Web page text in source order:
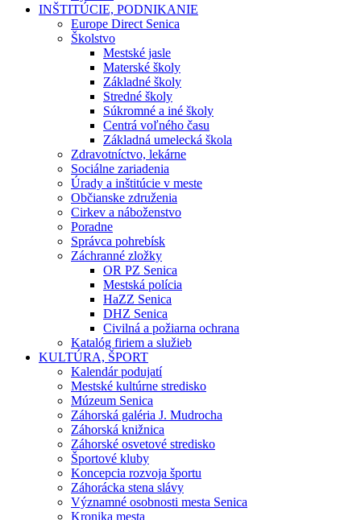
INŠTITÚCIE, PODNIKANIE
Europe Direct Senica
Školstvo
Mestské jasle
Materské školy
Základné školy
Stredné školy
Súkromné a iné školy
Centrá voľného času
Základná umelecká škola
Zdravotníctvo, lekárne
Sociálne zariadenia
Úrady a inštitúcie v meste
Občianske združenia
Cirkev a náboženstvo
Poradne
Správca pohrebísk
Záchranné zložky
OR PZ Senica
Mestská polícia
HaZZ Senica
DHZ Senica
Civilná a požiarna ochrana
Katalóg firiem a služieb
KULTÚRA, ŠPORT
Kalendár podujatí
Mestské kultúrne stredisko
Múzeum Senica
Záhorská galéria J. Mudrocha
Záhorská knižnica
Záhorské osvetové stredisko
Športové kluby
Koncepcia rozvoja športu
Záhorácka stena slávy
Významné osobnosti mesta Senica
Kronika mesta